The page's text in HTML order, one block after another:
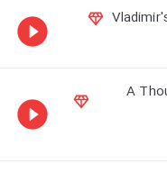
9. 11 -